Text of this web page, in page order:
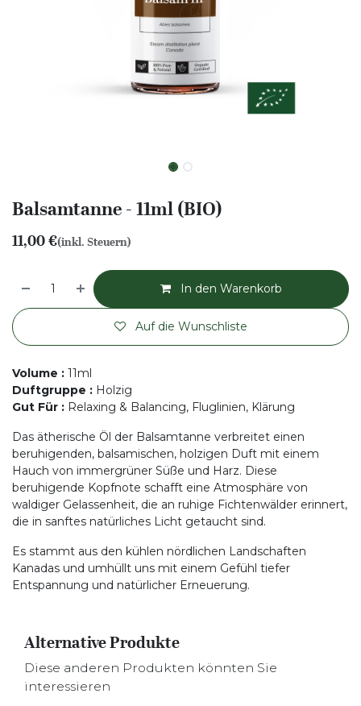
Balsamtanne - 11ml (BIO)
11,00€(inkl. Steuern)
In den Warenkorb
Auf die Wunschliste
Volume : 11ml
Duftgruppe : Holzig
Gut Für : Relaxing & Balancing, Fluglinien, Klärung
Das ätherische Öl der Balsamtanne verbreitet einen
beruhigenden, balsamischen, holzigen Duft mit einem
Hauch von immergrüner Süße und Harz. Diese
beruhigende Kopfnote schafft eine Atmosphäre von
waldiger Gelassenheit, die an ruhige Fichtenwälder erinnert,
die in sanftes natürliches Licht getaucht sind.
Es stammt aus den kühlen nördlichen Landschaften
Kanadas und umhüllt uns mit einem Gefühl tiefer
Entspannung und natürlicher Erneuerung.
Alternative Produkte
Diese anderen Produkten könnten Sie
interessieren